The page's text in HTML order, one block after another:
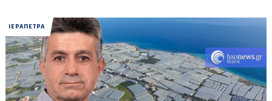
ΙΕΡΑΠΕΤΡΑ